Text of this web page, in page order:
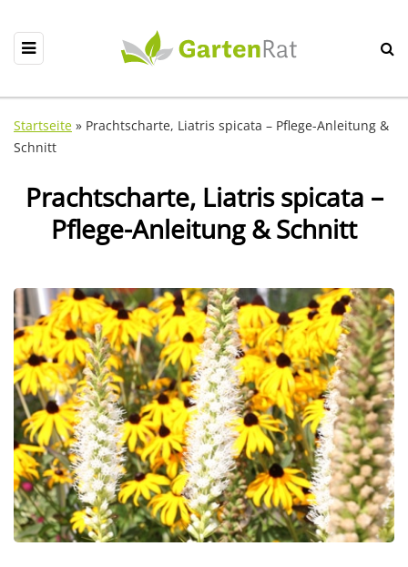
Startseite » Prachtscharte, Liatris spicata – Pflege-Anleitung &
Schnitt
Prachtscharte, Liatris spicata –
Pflege-Anleitung & Schnitt